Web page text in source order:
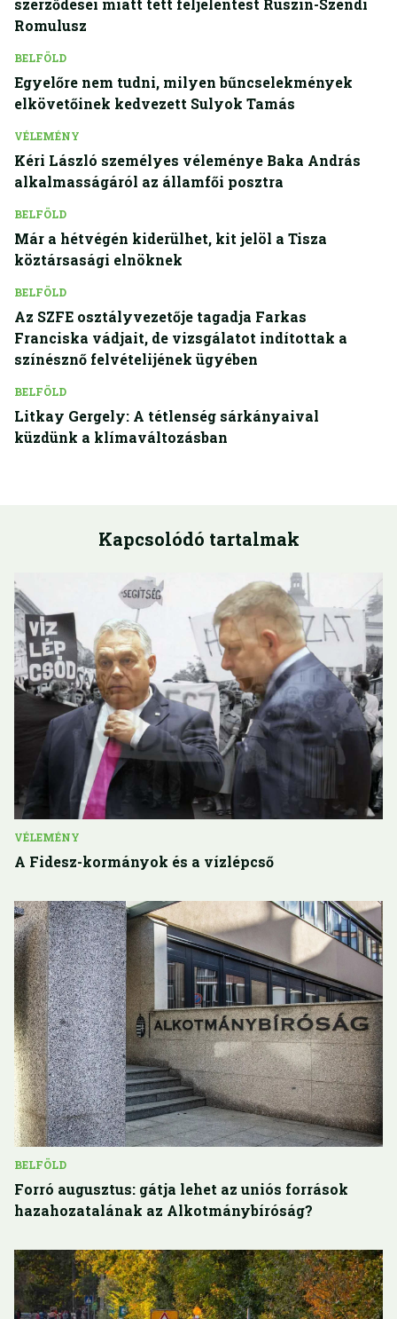
szerződései miatt tett feljelentést Ruszin-Szendi
Romulusz
BELFÖLD
Egyelőre nem tudni, milyen bűncselekmények
elkövetőinek kedvezett Sulyok Tamás
VÉLEMÉNY
Kéri László személyes véleménye Baka András
alkalmasságáról az államfői posztra
BELFÖLD
Már a hétvégén kiderülhet, kit jelöl a Tisza
köztársasági elnöknek
BELFÖLD
Az SZFE osztályvezetője tagadja Farkas
Franciska vádjait, de vizsgálatot indítottak a
színésznő felvételijének ügyében
BELFÖLD
Litkay Gergely: A tétlenség sárkányaival
küzdünk a klímaváltozásban
Kapcsolódó tartalmak
VÉLEMÉNY
A Fidesz-kormányok és a vízlépcső
BELFÖLD
Forró augusztus: gátja lehet az uniós források
hazahozatalának az Alkotmánybíróság?